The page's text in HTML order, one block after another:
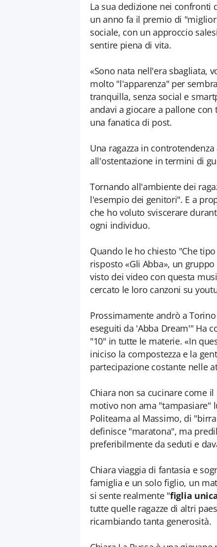
La sua dedizione nei
un anno fa il premio di
sociale, con un approccio
sentire piena di vita.
«Sono nata nell'era sbagliata,
molto "l'apparenza" per
tranquilla, senza social e
andavi a giocare a pallone
una fanatica di post.
Una ragazza in
all'ostentazione in termini di
Tornando all'ambiente dei
l'esempio dei genitori". E a
che ho voluto sviscerare
ogni individuo.
Quando le ho chiesto "Che
risposto «Gli Abba», un
visto dei video con questa
cercato le loro canzoni su
Prossimamente andrò a
eseguiti da 'Abba Dream'" Ha
"10" in tutte le materie. «In
iniciso la compostezza e la
partecipazione costante nelle
Chiara non sa cucinare come
motivo non ama "tampasiare"
Politeama al Massimo, di
definisce "maratona", ma
preferibilmente da seduti e
Chiara viaggia di fantasia e
famiglia e un solo figlio, un
si sente realmente "figlia
tutte quelle ragazze di altri
ricambiando tanta generosità.